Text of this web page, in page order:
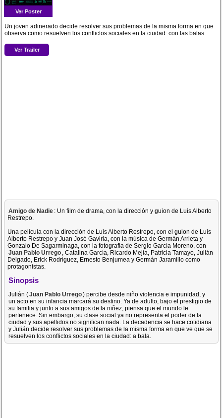
Ver Poster
Un joven adinerado decide resolver sus problemas de la misma forma en que
observa como resuelven los conflictos sociales en la ciudad: con las balas.
Ver Trailer
Amigo de Nadie : Un film de drama, con la dirección y guion de Luis Alberto
Restrepo.
Una película con la dirección de Luis Alberto Restrepo, con el guion de Luis
Alberto Restrepo y Juan José Gaviria, con la música de Germán Arrieta y
Gonzalo De Sagarminaga, con la fotografía de Sergio García Moreno, con
Juan Pablo Urrego , Catalina García, Ricardo Mejía, Patricia Tamayo, Julián
Delgado, Erick Rodríguez, Ernesto Benjumea y Germán Jaramillo como
protagonistas.
Sinopsis
Julián (Juan Pablo Urrego) percibe desde niño violencia e impunidad, y
un acto en su infancia marcará su destino. Ya de adulto, bajo el prestigio de
su familia y junto a sus amigos de la niñez, piensa que el mundo le
pertenece. Sin embargo, su clase social ya no representa el poder de la
ciudad y sus apellidos no significan nada. La decadencia se hace cotidiana
y Julián decide resolver sus problemas de la misma forma en que ve que se
resuelven los conflictos sociales en la ciudad: a bala.